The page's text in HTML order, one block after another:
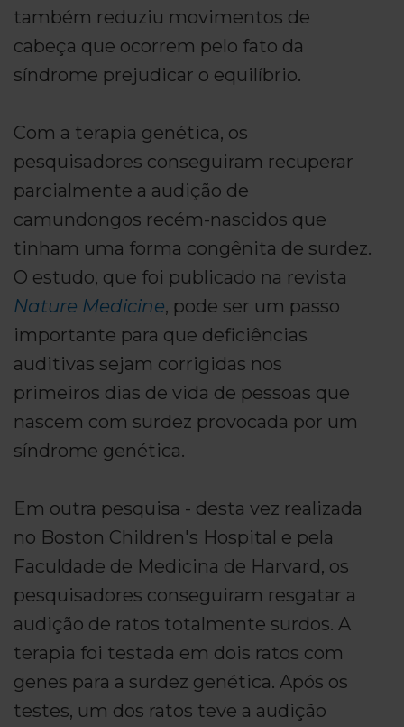
também reduziu movimentos de
cabeça que ocorrem pelo fato da
síndrome prejudicar o equilíbrio.
Com a terapia genética, os
pesquisadores conseguiram recuperar
parcialmente a audição de
camundongos recém-nascidos que
tinham uma forma congênita de surdez.
O estudo, que foi publicado na revista
Nature Medicine, pode ser um passo
importante para que deficiências
auditivas sejam corrigidas nos
primeiros dias de vida de pessoas que
nascem com surdez provocada por um
síndrome genética.
Em outra pesquisa - desta vez realizada
no Boston Children's Hospital e pela
Faculdade de Medicina de Harvard, os
pesquisadores conseguiram resgatar a
audição de ratos totalmente surdos. A
terapia foi testada em dois ratos com
genes para a surdez genética. Após os
testes, um dos ratos teve a audição